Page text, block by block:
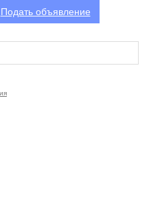
Подать объявление